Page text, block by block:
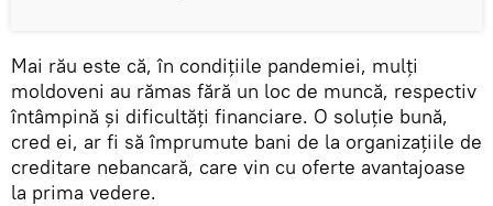
Mai rău este că, în condițiile pandemiei, mulți
moldoveni au rămas fără un loc de muncă, respectiv
întâmpină și dificultăți financiare. O soluție bună,
cred ei, ar fi să împrumute bani de la organizațiile de
creditare nebancară, care vin cu oferte avantajoase
la prima vedere.